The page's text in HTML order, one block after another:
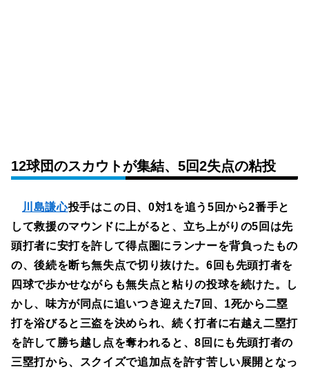
12球団のスカウトが集結、5回2失点の粘投
川島謙心投手はこの日、0対1を追う5回から2番手と
して救援のマウンドに上がると、立ち上がりの5回は先
頭打者に安打を許して得点圏にランナーを背負ったもの
の、後続を断ち無失点で切り抜けた。6回も先頭打者を
四球で歩かせながらも無失点と粘りの投球を続けた。し
かし、味方が同点に追いつき迎えた7回、1死から二塁
打を浴びると三盗を決められ、続く打者に右越え二塁打
を許して勝ち越し点を奪われると、8回にも先頭打者の
三塁打から、スクイズで追加点を許す苦しい展開となっ